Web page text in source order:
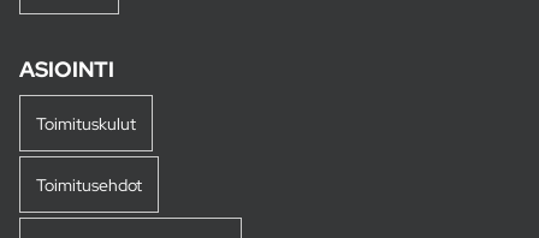
ASIOINTI
Toimituskulut
Toimitusehdot